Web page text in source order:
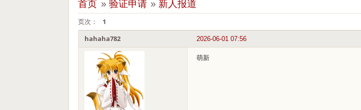
首页 » 验证申请 » 新人报道
页次： 1
2026-06-01 07:56
hahaha782
萌新